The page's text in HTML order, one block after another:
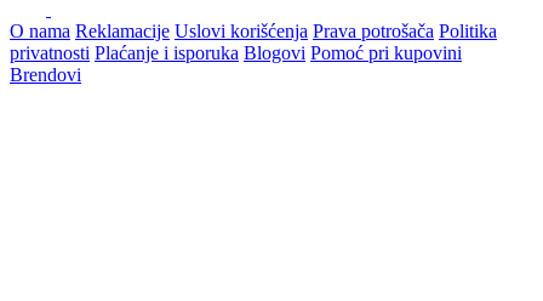
O nama Reklamacije Uslovi korišćenja Prava potrošača Politika
privatnosti Plaćanje i isporuka Blogovi Pomoć pri kupovini
Brendovi